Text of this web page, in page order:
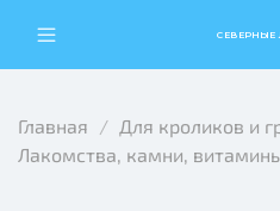
СЕВЕРНЫЕ
Главная
Для кроликов и
Лакомства, камни,